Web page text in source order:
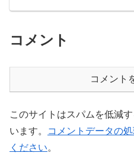
コメント
コメント
このサイトはスパムを低減
います。
コメントデータの
ください。